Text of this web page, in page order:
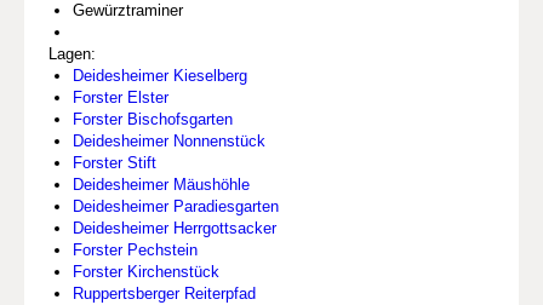
Gewürztraminer
Lagen:
Deidesheimer Kieselberg
Forster Elster
Forster Bischofsgarten
Deidesheimer Nonnenstück
Forster Stift
Deidesheimer Mäushöhle
Deidesheimer Paradiesgarten
Deidesheimer Herrgottsacker
Forster Pechstein
Forster Kirchenstück
Ruppertsberger Reiterpfad